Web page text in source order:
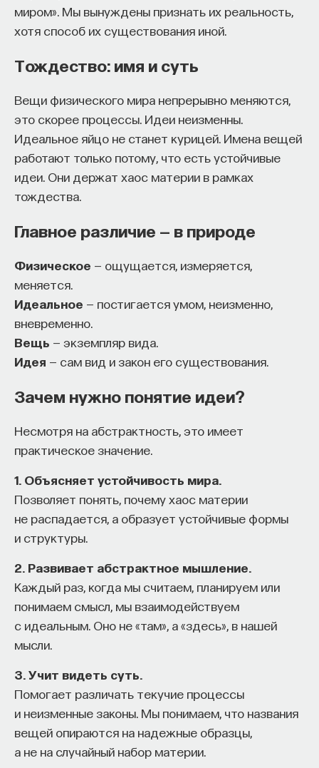
миром». Мы вынуждены признать их реальность,
хотя способ их существования иной.
Тождество: имя и суть
Вещи физического мира непрерывно меняются,
это скорее процессы. Идеи неизменны.
Идеальное яйцо не станет курицей. Имена вещей
работают только потому, что есть устойчивые
идеи. Они держат хаос материи в рамках
тождества.
Главное различие — в природе
Физическое — ощущается, измеряется,
меняется.
Идеальное — постигается умом, неизменно,
вневременно.
Вещь — экземпляр вида.
Идея — сам вид и закон его существования.
Зачем нужно понятие идеи?
Несмотря на абстрактность, это имеет
практическое значение.
1. Объясняет устойчивость мира.
Позволяет понять, почему хаос материи
не распадается, а образует устойчивые формы
и структуры.
2. Развивает абстрактное мышление.
Каждый раз, когда мы считаем, планируем или
понимаем смысл, мы взаимодействуем
с идеальным. Оно не «там», а «здесь», в нашей
мысли.
3. Учит видеть суть.
Помогает различать текучие процессы
и неизменные законы. Мы понимаем, что названия
вещей опираются на надежные образцы,
а не на случайный набор материи.
«Тема кажется простой: мы определяем цели,
движемся к ним — и дальше все должно
работать. Но в реальности с целеполаганием все
во временном разрыве, когда результат должен
проявиться через несколько лет. Ключевой
эффект образования не раскрывается в тот
момент, когда выпускник выходит на работу, —
тогда все только начинается. Дальше человек
адаптируется и еще много лет пользуется тем,
долго он опирается на свое первое образование,
а о десятилетиях».
У университета четыре цели
«Мы выделили четыре идеологии образования.
Первая — развитие и трансляция
само знание, а не человек и не рынок труда.
человека, например человека, способного
к сложному мышлению. Третья — развитие
общества, вклад в то, каким оно будет.
И четвертая — социальная эффективность,
то есть забота о том, как человек будет работать
за пределами университета и насколько
Университет не всегда может точно
предсказать, какие именно рабочие места ждут
выпускника, но сама эта оптика тоже остается
отдельной идеологией. В зависимости от того,
в какой из этих логик работает университет,
у него будут совершенно разные ответы
на вопрос о целях образования».
Университет должен строить
будущее